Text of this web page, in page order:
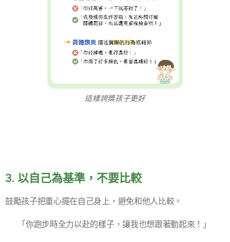
這樣誇獎孩子更好
3. 以自己為基準，不要比較
鼓勵孩子把重心擺在自己身上，避免和他人比較。
✅ 「你跑步時全力以赴的樣子，讓我也想跟著動起來！」